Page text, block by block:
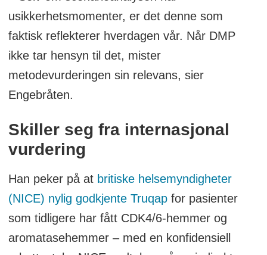
usikkerhetsmomenter, er det denne som
faktisk reflekterer hverdagen vår. Når DMP
ikke tar hensyn til det, mister
metodevurderingen sin relevans, sier
Engebråten.
Skiller seg fra internasjonal
vurdering
Han peker på at britiske helsemyndigheter
(NICE) nylig godkjente Truqapfor pasienter
som tidligere har fått CDK4/6-hemmer og
aromatasehemmer – med en konfidensiell